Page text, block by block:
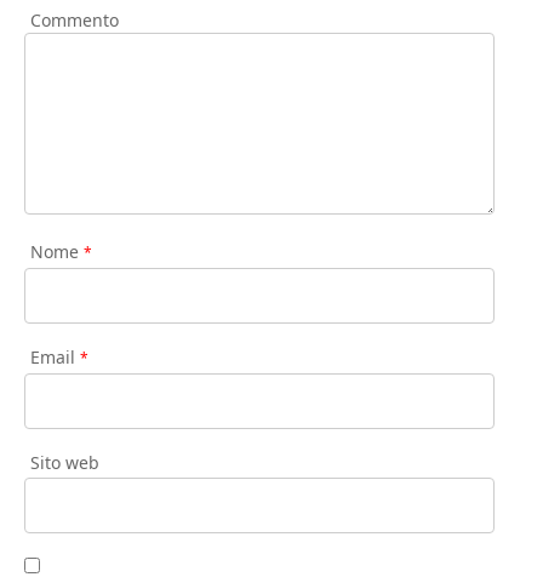
Commento
Nome *
Email *
Sito web